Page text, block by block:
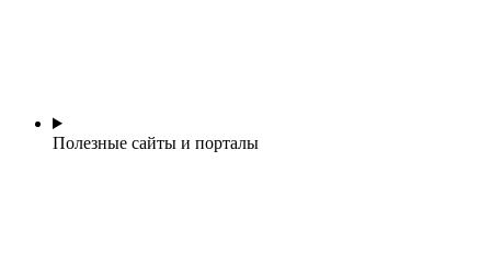
Полезные сайты и порталы